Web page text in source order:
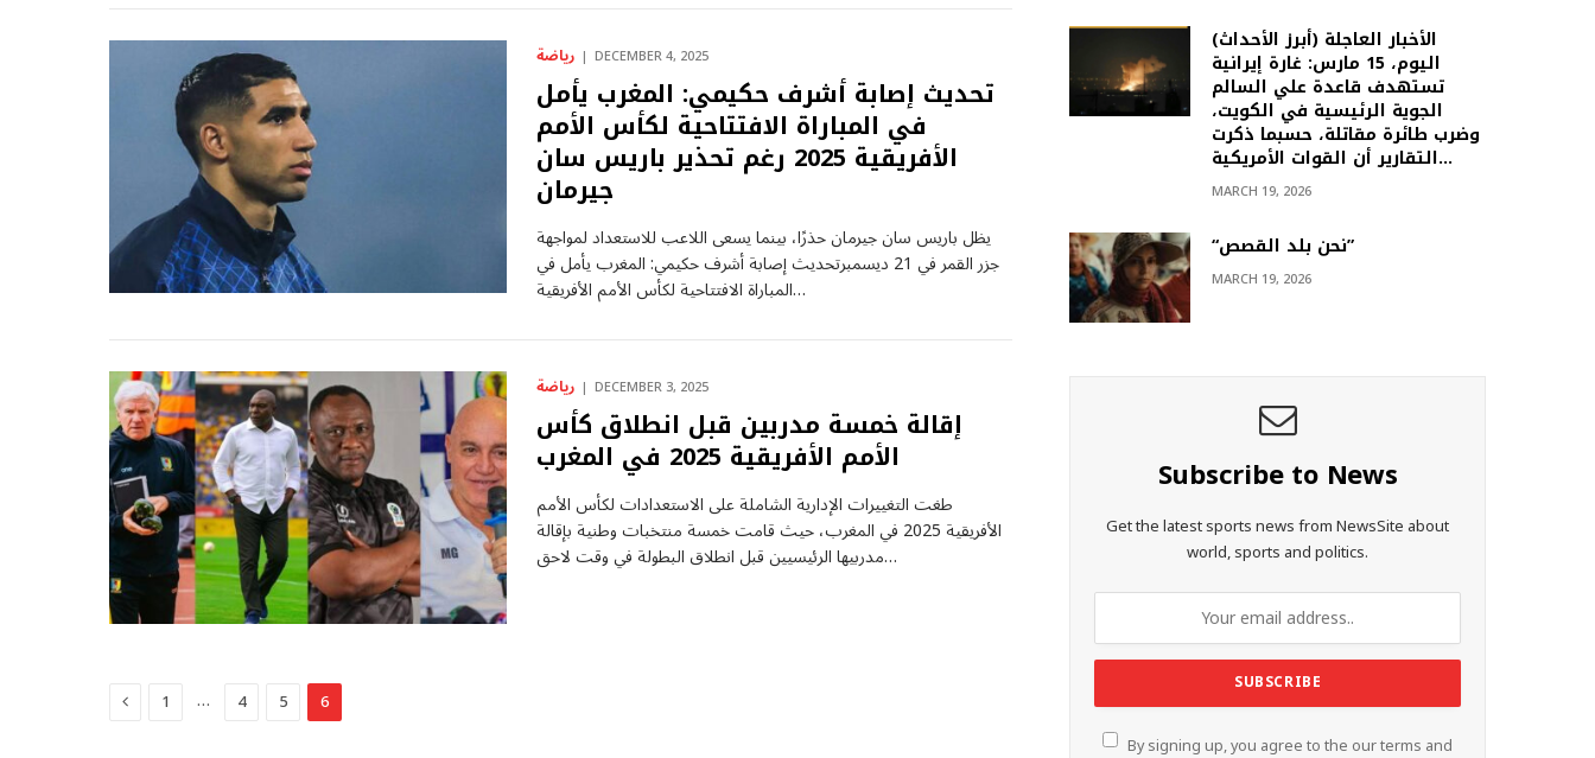
رياضة DECEMBER 4, 2025
تحديث إصابة أشرف حكيمي: المغرب يأمل
في المباراة الافتتاحية لكأس الأمم
الأفريقية 2025 رغم تحذير باريس سان
جيرمان
يظل باريس سان جيرمان حذرًا، بينما يسعى اللاعب للاستعداد لمواجهة
جزر القمر في 21 ديسمبرتحديث إصابة أشرف حكيمي: المغرب يأمل في
المباراة الافتتاحية لكأس الأمم الأفريقية…
رياضة DECEMBER 3, 2025
إقالة خمسة مدربين قبل انطلاق كأس
الأمم الأفريقية 2025 في المغرب
طغت التغييرات الإدارية الشاملة على الاستعدادات لكأس الأمم
الأفريقية 2025 في المغرب، حيث قامت خمسة منتخبات وطنية بإقالة
مدربيها الرئيسيين قبل انطلاق البطولة في وقت لاحق…
Previous
1 … 4 5 6
(أبرز الأحداث) الأخبار العاجلة
اليوم، 15 مارس: غارة إيرانية
تستهدف قاعدة علي السالم
الجوية الرئيسية في الكويت،
وضرب طائرة مقاتلة، حسبما ذكرت
التقارير أن القوات الأمريكية…
MARCH 19, 2026
“نحن بلد القصص”
MARCH 19, 2026
Subscribe to News
Get the latest sports news from NewsSite about
world, sports and politics.
By signing up, you agree to the our terms and